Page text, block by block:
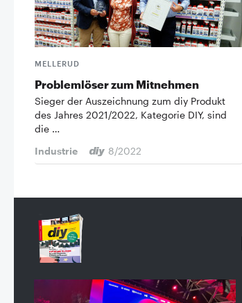
MELLERUD
Problemlöser zum Mitnehmen
Sieger der Auszeichnung zum diy Produkt
des Jahres 2021/2022, Kategorie DIY, sind
die …
Industrie
8/2022